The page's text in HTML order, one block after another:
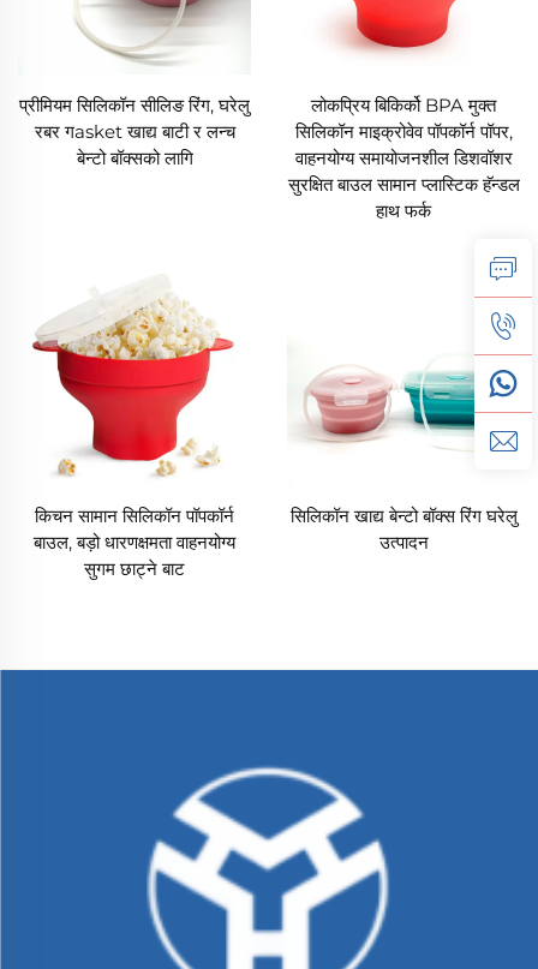
प्रीमियम सिलिकॉन सीलिङ रिंग, घरेलु
रबर गasket खाद्य बाटी र लन्च
बेन्टो बॉक्सको लागि
लोकप्रिय बिकिर्को BPA मुक्त
सिलिकॉन माइक्रोवेव पॉपकॉर्न पॉपर,
वाहनयोग्य समायोजनशील डिशवॉशर
सुरक्षित बाउल सामान प्लास्टिक हॅन्डल
हाथ फर्क
किचन सामान सिलिकॉन पॉपकॉर्न
बाउल, बड़ो धारणक्षमता वाहनयोग्य
सुगम छाट्ने बाट
सिलिकॉन खाद्य बेन्टो बॉक्स रिंग घरेलु
उत्पादन